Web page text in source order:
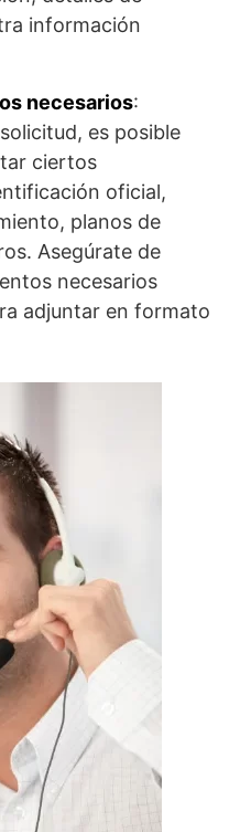
información
necesarios:
es posible
ciertos
oficial,
planos de
Asegúrate de
necesarios
adjuntar en formato